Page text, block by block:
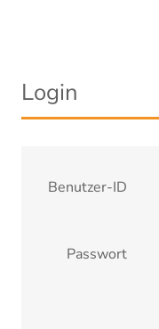
Login
Benutzer-ID
Passwort